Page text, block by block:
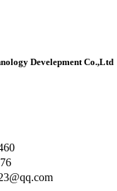
Develepment Co.,Ltd